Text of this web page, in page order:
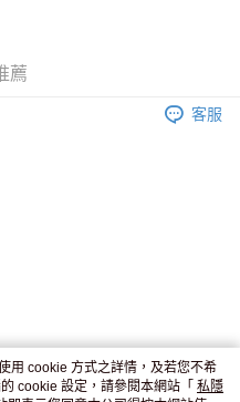
作天到店，7天內取。逾期後
薦
客服
用 cookie 方式之詳情，及若您不希
cookie 設定，請參閱本網站「 私隱